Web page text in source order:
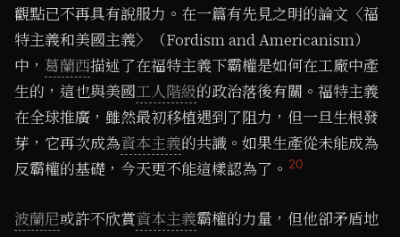
觀點已不再具有說服力。在一篇有先見之明的論文〈福
特主義和美國主義〉（Fordism and Americanism）
中， 葛蘭西描述了在福特主義下霸權是如何在工廠中產
生的，這也與美國工人階級的政治落後有關。福特主義
在全球推廣，雖然最初移植遇到了阻力，但一旦生根發
芽，它再次成為資本主義的共識。如果生產從未能成為
反霸權的基礎，今天更不能這樣認為了。 20
波蘭尼或許不欣賞資本主義霸權的力量，但他卻矛盾地